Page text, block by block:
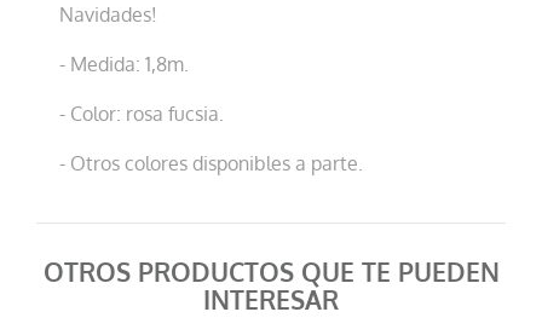
Navidades!
- Medida: 1,8m.
- Color: rosa fucsia.
- Otros colores disponibles a parte.
OTROS PRODUCTOS QUE TE PUEDEN
INTERESAR